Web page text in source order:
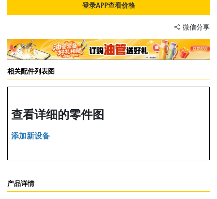
登录APP查看价格
微信分享
相关配件列表图
查看详细的零件图
添加新设备
产品详情